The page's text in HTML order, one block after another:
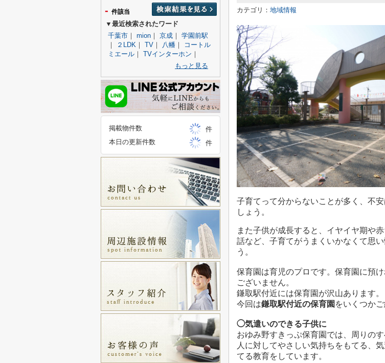
カテゴリ： 地域情報
子育てって分からないことが多く、不
しょう。
また子供が成長すると、イヤイヤ期や
話など、子育てがうまくいかなくて思
う。
保育園は育児のプロです。保育園に預
ございません。
鎌取駅付近には保育園が沢山あります。
今回は鎌取駅付近の保育園 をいくつかご
◯気遣いのできる子供に
おゆみ野すきっぷ保育園では、周りのす
人に対してやさしい気持ちをもてる、
てる教育をしています。
- 件該当
▼最近検索されたワード
千葉市 ｜ mion ｜ 京成 ｜ 学園前駅
｜
２LDK ｜ TV ｜ 八幡 ｜
コートル
ミエール ｜ TVインターホン ｜
もっと見る
掲載物件数
件
本日の更新件数
件